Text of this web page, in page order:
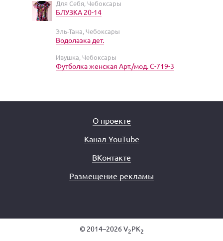
Для Себя, Чебоксары
БЛУЗКА 20-14
Эль-Тана, Чебоксары
Водолазка дет.
Ивушка, Чебоксары
Футболка женская Арт./мод. С-719-3
О проекте
Канал YouTube
ВКонтакте
Размещение рекламы
© 2014–2026 V2PK2